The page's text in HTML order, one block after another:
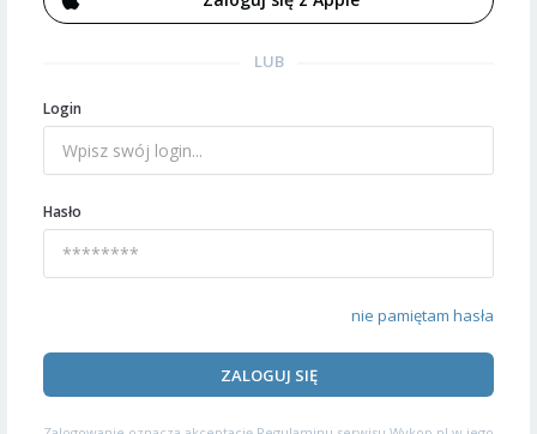
LUB
Login
Hasło
nie pamiętam hasła
ZALOGUJ SIĘ